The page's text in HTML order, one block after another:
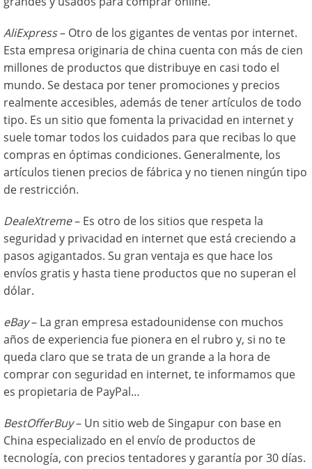
AliExpress– Otro de los gigantes de ventas por internet.
Esta empresa originaria de china cuenta con más de cien
millones de productos que distribuye en casi todo el
mundo. Se destaca por tener promociones y precios
realmente accesibles, además de tener artículos de todo
tipo. Es un sitio que fomenta la privacidad en internet y
suele tomar todos los cuidados para que recibas lo que
compras en óptimas condiciones. Generalmente, los
artículos tienen precios de fábrica y no tienen ningún tipo
de restricción.
DealeXtreme– Es otro de los sitios que respeta la
seguridad y privacidad en internet que está creciendo a
pasos agigantados. Su gran ventaja es que hace los
envíos gratis y hasta tiene productos que no superan el
dólar.
eBay– La gran empresa estadounidense con muchos
años de experiencia fue pionera en el rubro y, si no te
queda claro que se trata de un grande a la hora de
comprar con seguridad en internet, te informamos que
es propietaria de PayPal…
BestOfferBuy– Un sitio web de Singapur con base en
China especializado en el envío de productos de
tecnología, con precios tentadores y garantía por 30 días.